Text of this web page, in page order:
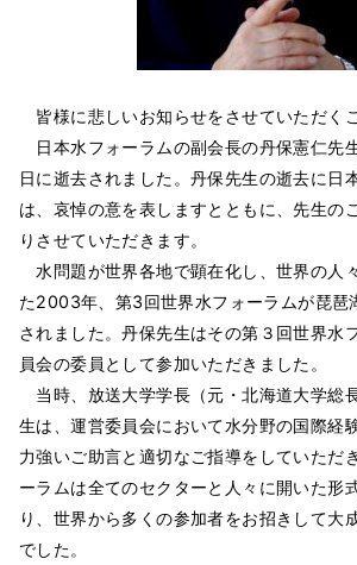
皆様に悲しいお知らせをさせていただく
日本水フォーラムの副会長の丹保憲仁先
日に逝去されました。丹保先生の逝去に日
は、哀悼の意を表しますとともに、先生の
りさせていただきます。
水問題が世界各地で顕在化し、世界の人
た2003年、第3回世界水フォーラムが琵琶
されました。丹保先生はその第３回世界水
員会の委員として参加いただきました。
当時、放送大学学長（元・北海道大学総
生は、運営委員会において水分野の国際経
力強いご助言と適切なご指導をしていただ
ーラムは全てのセクターと人々に開いた形
り、世界から多くの参加者をお招きして大
でした。